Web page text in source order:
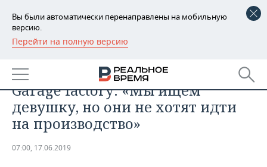
Вы были автоматически перенаправлены на мобильную
версию.
Перейти на полную версию
РЕГИОНЫ
БАШКОРТОСТАН
ТАТАРСТАН
УДМУРТИЯ
НОВОСТИ
АНАЛИТИКА
НОВОСТИ АНАЛИТИКИ
ДЕКЛАРАЦИИ О ДОХОДАХ
ЭКОНОМИКА
НОВОСТИ ЭКОНОМИКИ
ПРОМЫШЛЕННОСТЬ
Дамир Аитов и Тимур Закиров,
Garage factory: «Мы ищем
девушку, но они не хотят идти
на производство»
07:00, 17.06.2019